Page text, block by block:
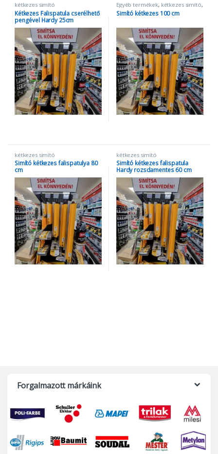
kétkezes simító
Kétkezes Falispatula cserélhető
pengével Hardy 25cm
Egyéb termékek, kétkezes simító,
lepke
Simító kétkezes 100 cm
kétkezes simító
Simító kétkezes falispatulya 80
cm
kétkezes simító
Simító kétkezes falispatula
Hardy rozsdamentes 60 cm
Forgalmazott márkáink